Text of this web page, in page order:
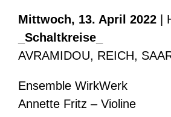
Mittwoch, 13. April 2022 |
_Schaltkreise_
AVRAMIDOU, REICH,
Ensemble WirkWerk
Annette Fritz – Violine